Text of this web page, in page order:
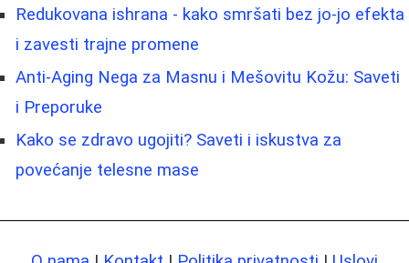
Redukovana ishrana - kako smršati bez jo‑jo efekta
i zavesti trajne promene
Anti-Aging Nega za Masnu i Mešovitu Kožu: Saveti
i Preporuke
Kako se zdravo ugojiti? Saveti i iskustva za
povećanje telesne mase